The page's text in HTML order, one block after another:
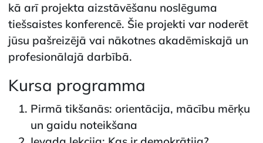
kā arī projekta aizstāvēšanu noslēguma
tiešsaistes konferencē. Šie projekti var noderēt
jūsu pašreizējā vai nākotnes akadēmiskajā un
profesionālajā darbībā.
Kursa programma
Pirmā tikšanās: orientācija, mācību mērķu
un gaidu noteikšana